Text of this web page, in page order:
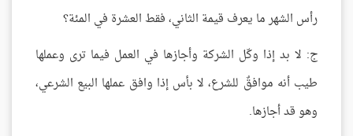
رأس الشهر ما يعرف قيمة الثاني، فقط العشرة في المئة؟
ج: لا بد إذا وكّل الشركة وأجازها في العمل فيما ترى وعملها
طيب أنه موافقٌ للشرع، لا بأس إذا وافق عملها البيع الشرعي،
وهو قد أجازها.